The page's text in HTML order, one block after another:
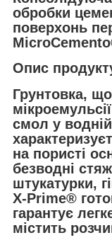
обробки
поверхонь
Опис
Грунтовка,
смол у водній
на пористі
безводні
штукатурки,
X-Prime®
гарантує
містить